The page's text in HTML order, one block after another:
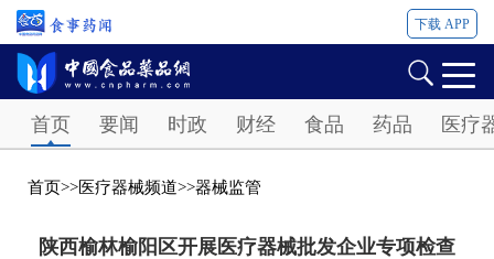
下载 APP
首页 要闻 时政 财经 食品 药品 医疗
首页>>医疗器械频道>>器械监管
陕西榆林榆阳区开展医疗器械批发企业专项检查